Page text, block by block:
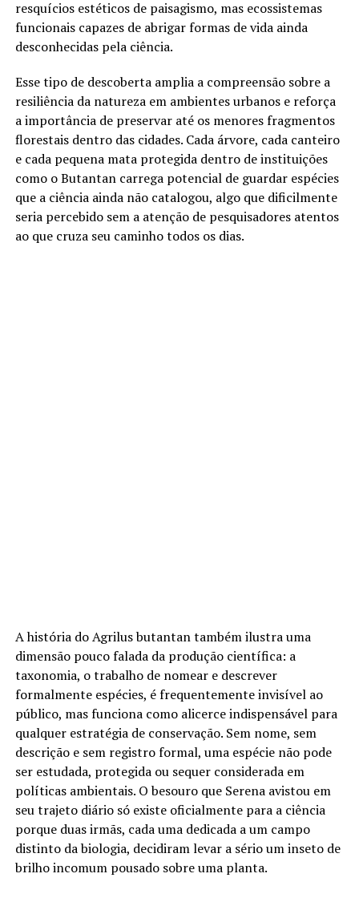
resquícios estéticos de paisagismo, mas ecossistemas
funcionais capazes de abrigar formas de vida ainda
desconhecidas pela ciência.
Esse tipo de descoberta amplia a compreensão sobre a
resiliência da natureza em ambientes urbanos e reforça
a importância de preservar até os menores fragmentos
florestais dentro das cidades. Cada árvore, cada canteiro
e cada pequena mata protegida dentro de instituições
como o Butantan carrega potencial de guardar espécies
que a ciência ainda não catalogou, algo que dificilmente
seria percebido sem a atenção de pesquisadores atentos
ao que cruza seu caminho todos os dias.
A história do Agrilus butantan também ilustra uma
dimensão pouco falada da produção científica: a
taxonomia, o trabalho de nomear e descrever
formalmente espécies, é frequentemente invisível ao
público, mas funciona como alicerce indispensável para
qualquer estratégia de conservação. Sem nome, sem
descrição e sem registro formal, uma espécie não pode
ser estudada, protegida ou sequer considerada em
políticas ambientais. O besouro que Serena avistou em
seu trajeto diário só existe oficialmente para a ciência
porque duas irmãs, cada uma dedicada a um campo
distinto da biologia, decidiram levar a sério um inseto de
brilho incomum pousado sobre uma planta.